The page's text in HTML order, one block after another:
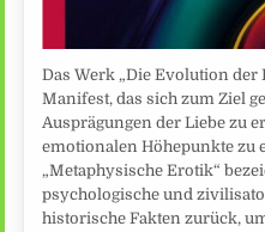
Das Werk „Die Evolution
Manifest, das sich zum Ziel
Ausprägungen der Liebe zu
emotionalen Höhepunkte zu
„Metaphysische Erotik“
psychologische und
historische Fakten zurück,